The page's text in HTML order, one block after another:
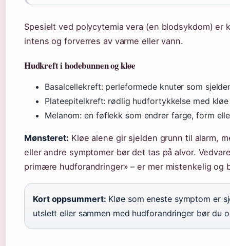
Spesielt ved polycytemia vera (en blodsykdom)
intens og forverres av varme eller vann.
Hudkreft i hodebunnen og kløe
Basalcellekreft: perleformede knuter som
Plateepitelkreft: rødlig hudfortykkelse med
Melanom: en føflekk som endrer farge, form
Mønsteret: Kløe alene gir sjelden grunn til alarm,
eller andre symptomer bør det tas på alvor.
primære hudforandringer» – er mer mistenkelig og
Kort oppsummert: Kløe som eneste symptom er
utslett eller sammen med hudforandringer bør du